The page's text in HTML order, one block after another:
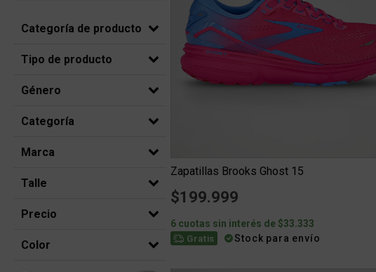
Categoría de producto
Tipo de producto
Género
Categoría
Marca
Talle
Precio
Color
Zapatillas Brooks Ghost 15
$199.999
6 cuotas sin interés de $33.333
Gratis Stock para envío